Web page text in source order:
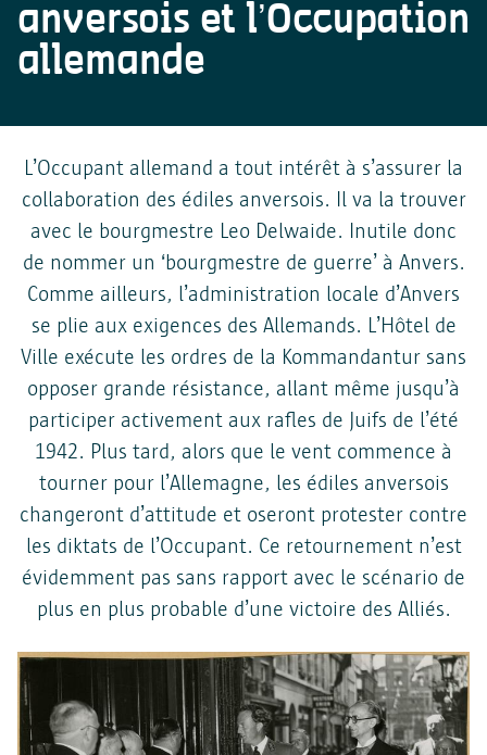
anversois et l’Occupation
allemande
L’Occupant allemand a tout intérêt à s’assurer la
collaboration des édiles anversois. Il va la trouver
avec le bourgmestre Leo Delwaide. Inutile donc
de nommer un ‘bourgmestre de guerre’ à Anvers.
Comme ailleurs, l’administration locale d’Anvers
se plie aux exigences des Allemands. L’Hôtel de
Ville exécute les ordres de la Kommandantur sans
opposer grande résistance, allant même jusqu’à
participer activement aux rafles de Juifs de l’été
1942. Plus tard, alors que le vent commence à
tourner pour l’Allemagne, les édiles anversois
changeront d’attitude et oseront protester contre
les diktats de l’Occupant. Ce retournement n’est
évidemment pas sans rapport avec le scénario de
plus en plus probable d’une victoire des Alliés.
données personelles?
newsletters.
Se conformer aux obligations légales.
Si vous souhaitez savoir si vos données sont transmises à des
Période de conservation
Vos données personnelles sont traitées et conservées aussi
spécifique, vous pouvez nous contacter
à informatieveiligheid@antwerpen.be. Après expiration de la
période de conservation, vos données personnelles sont
effacées par la ville d'Anvers.
Vos droits
contact@toezichtcommissie.be
Autorité de Protection des Données
1000 Bruxelles
Fax : +32 2/274.48.35
contact@apd-gba.be
Si vous avez des questions concernant le traitement de vos
données personnelles tel que décrit dans cette déclaration,
vous pouvez toujours contacter notre responsable de la
protection des données
viainformatieveiligheid@antwerpen.be .
Enregistrer les préférences